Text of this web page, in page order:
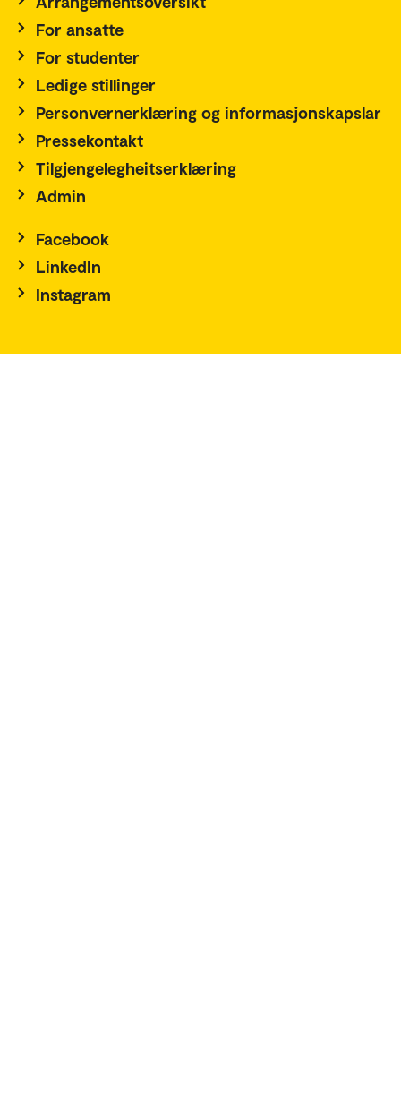
For ansatte
For studenter
Ledige stillinger
Personvernerklæring og informasjonskapslar
Pressekontakt
Tilgjengelegheitserklæring
Admin
Facebook
LinkedIn
Instagram